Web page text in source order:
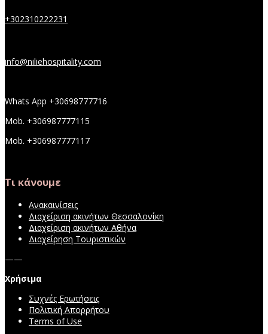
+302310222231
info@niliehospitality.com
Whats App +30698777716
Mob. +306987777115
Mob. +306987777117
Τι κάνουμε
Ανακαινίσεις
Διαχείριση ακινήτων Θεσσαλονίκη
Διαχείριση ακινήτων Αθήνα
Διαχείρηση Τουριστικών
——
Χρήσιμα
Συχνές Ερωτήσεις
Πολιτική Απορρήτου
Terms of Use